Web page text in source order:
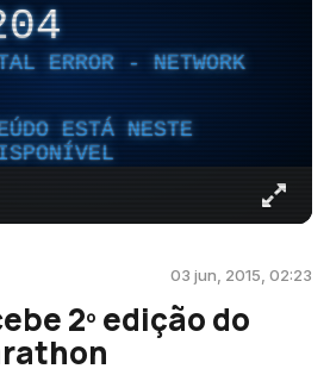
ERROR - NETWORK
ESTÁ NESTE
03 jun, 2015, 02:23
2º edição do